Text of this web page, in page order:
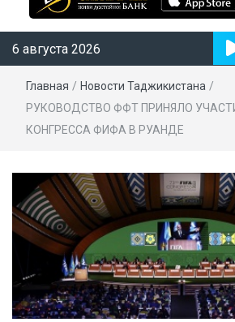
6 августа 2026
Главная / Новости Таджикистана /
РУКОВОДСТВО ФФТ ПРИНЯЛО
КОНГРЕССА ФИФА В РУАНДЕ